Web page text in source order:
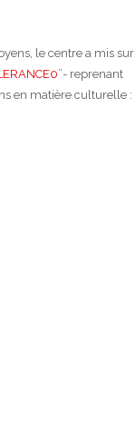
le centre a mis sur
”- reprenant
en matière culturelle :